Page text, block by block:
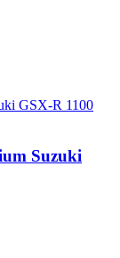
Suzuki